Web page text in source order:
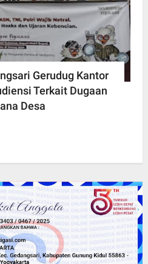
Gerudug Kantor
Terkait Dugaan
Desa